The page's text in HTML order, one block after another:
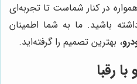
در کنار شماست تا تجربه‌ای
باشید. ما به شما اطمینان
، بهترین تصمیم را گرفته‌اید.
رقبا